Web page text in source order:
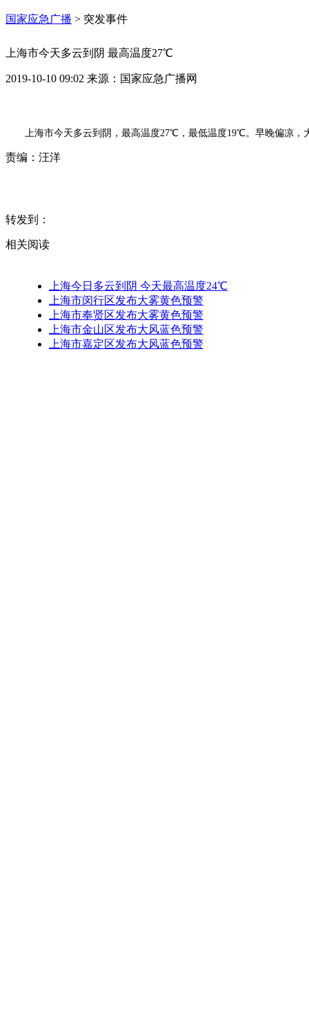
国家应急广播 > 突发事件
上海市今天多云到阴 最高温度27℃
2019-10-10 09:02 来源： 国家应急广播网
上海市今天多云到阴，最高温度27℃，最低温度19℃。早晚偏凉
责编： 汪洋
转发到：
相关阅读
上海今日多云到阴 今天最高温度24℃
上海市闵行区发布大雾黄色预警
上海市奉贤区发布大雾黄色预警
上海市金山区发布大风蓝色预警
上海市嘉定区发布大风蓝色预警